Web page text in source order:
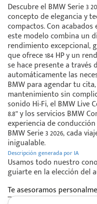
Descubre el BMW Serie 3
concepto de elegancia y
compactos. Con
este modelo combina un
rendimiento excepcional,
que ofrece 184 HP y un
se hace presente a través
automáticamente las
BMW para agendar tu
mantenimiento sin
sonido Hi-Fi, el BMW Live
8.8” y los servicios BMW
experiencia de
BMW Serie 3 2026, cada
inigualable.
Descripción generada por IA
Usamos todo nuestro
guiarte en la elección del
Te asesoramos